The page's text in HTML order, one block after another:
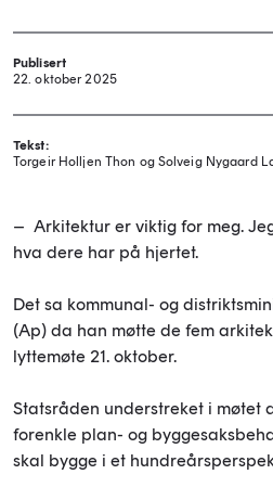
Publisert
22. oktober 2025
Tekst:
Torgeir Holljen Thon og Solveig Nygaard
– Arkitektur er viktig for meg.
hva dere har på hjertet.
Det sa kommunal- og
(Ap) da han møtte de fem
lyttemøte 21. oktober.
Statsråden understreket i møtet
forenkle plan- og
skal bygge i et